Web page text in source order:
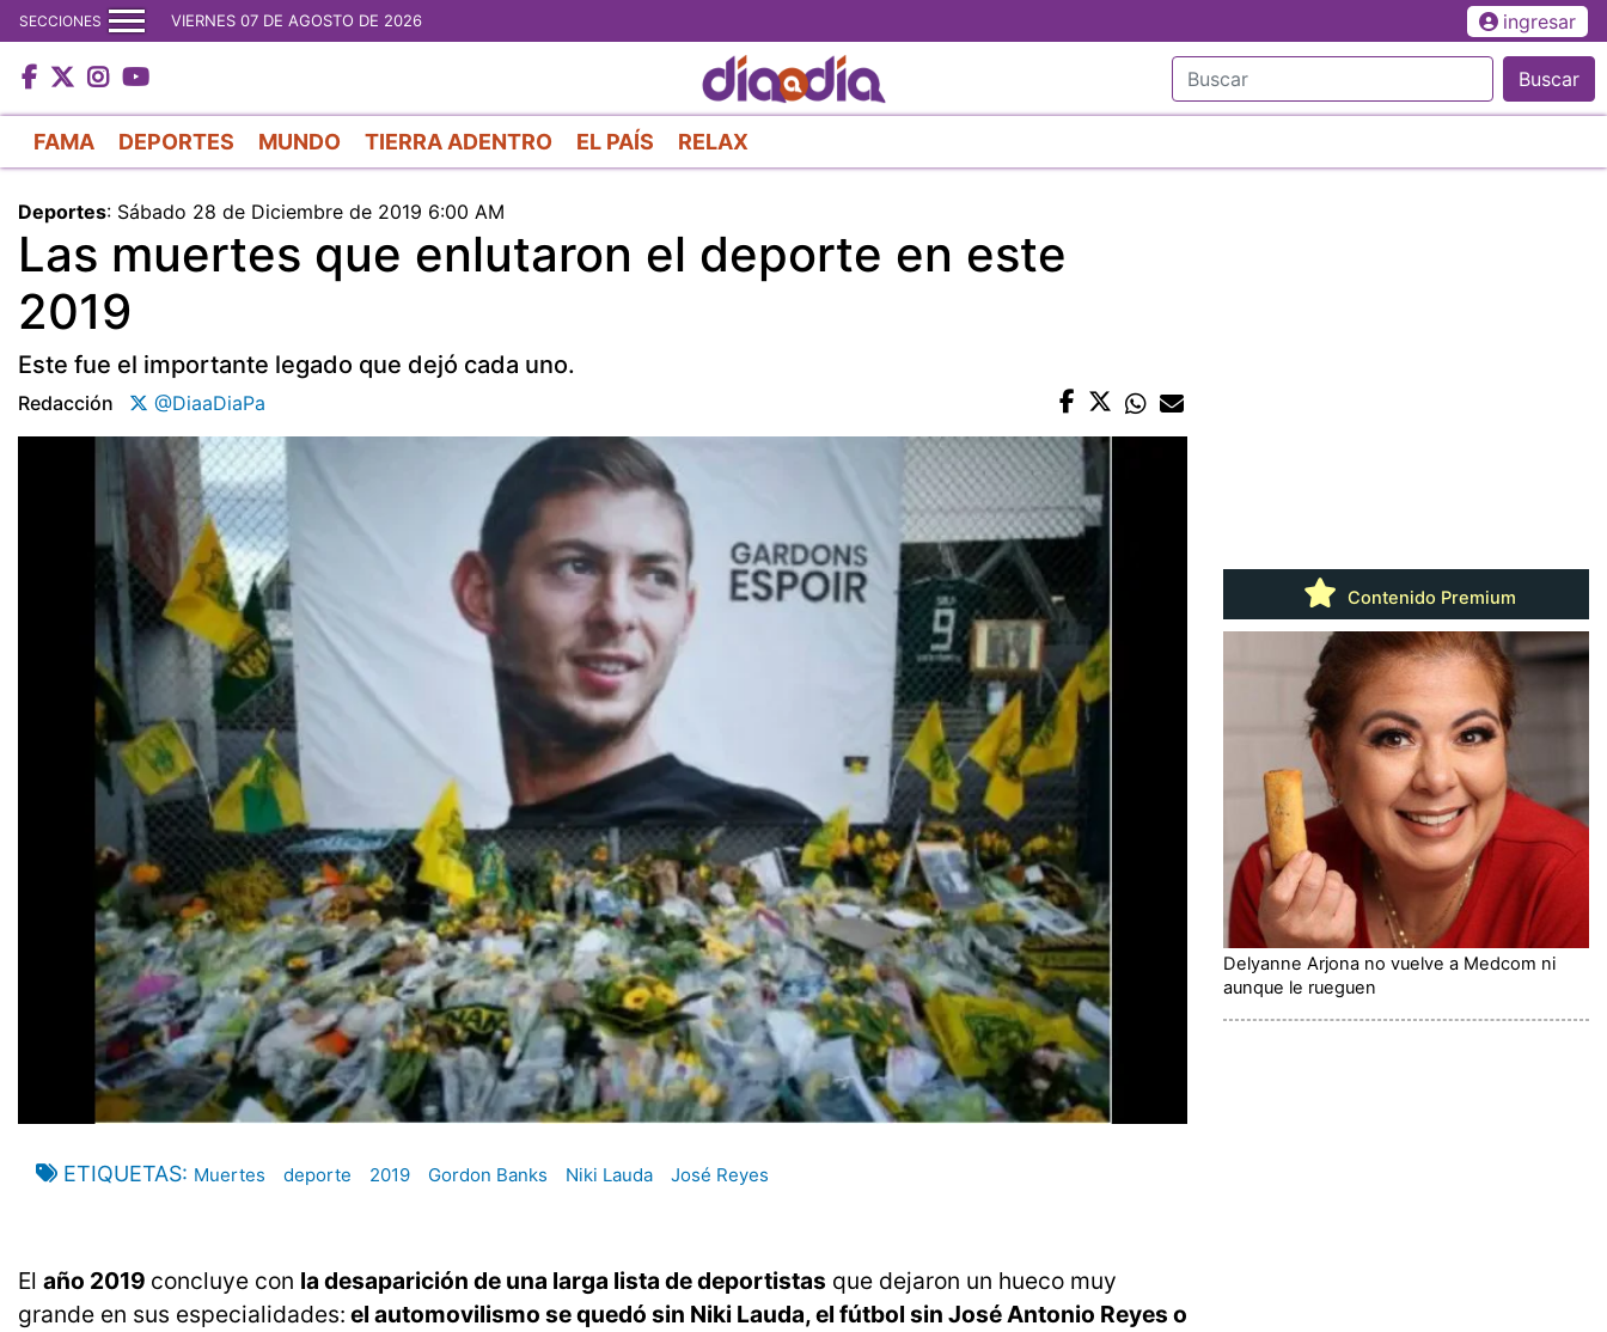
al
contenido
principal
SECCIONES VIERNES 07 DE AGOSTO DE 2026 ingresar
Buscar
FAMA DEPORTES MUNDO TIERRA ADENTRO EL PAÍS RELAX
Deportes: Sábado 28 de Diciembre de 2019 6:00 AM
Las muertes que enlutaron el deporte en este
2019
Este fue el importante legado que dejó cada uno.
Redacción @DiaaDiaPa
ETIQUETAS Muertes deporte 2019 Gordon Banks Niki Lauda José Reyes
El año 2019 concluye con la desaparición de una larga lista de deportistas que dejaron un hueco muy
grande en sus especialidades: el automovilismo se quedó sin Niki Lauda, el fútbol sin José Antonio Reyes o
Contenido Premium
Delyanne Arjona no vuelve a Medcom ni
aunque le rueguen